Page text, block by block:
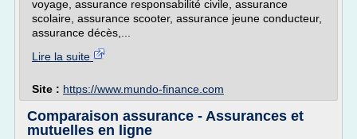
voyage, assurance responsabilité civile, assurance
scolaire, assurance scooter, assurance jeune conducteur,
assurance décès,...
Lire la suite
Site : https://www.mundo-finance.com
Comparaison assurance - Assurances et
mutuelles en ligne